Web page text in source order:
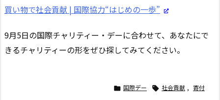
買い物で社会貢献 | 国際協力“はじめの一歩”
9月5日の国際チャリティー・デーに合わせて、あなたにで
きるチャリティーの形をぜひ探してみてください。
 国際デー  社会貢献 , 寄付